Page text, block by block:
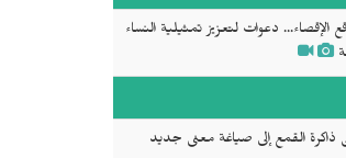
الإقصاء... دعوات لتعزيز تمثيلية النساء
ذاكرة القمع إلى صياغة معنى جديد